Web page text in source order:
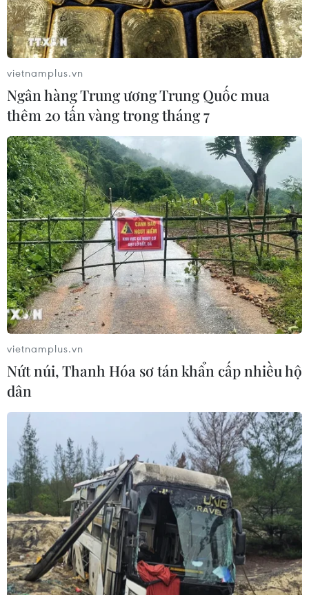
suy thoái nhẹ trong năm
2023
Tỷ lệ lạm phát cao, lãi suất tăng
và nền kinh tế toàn cầu suy yếu là
những nguyên nhân chính khiến
kinh tế Đức suy giảm.
(Vietnam+)
#Đức #kinh tế Đức #Christian Lindner
#suy thoái
#"Gót chân Achilles"
Đức
Theo dõi VietnamPlus
vietnamplus.vn
Ngân hàng Trung ương Trung Quốc mua
thêm 20 tấn vàng trong tháng 7
vietnamplus.vn
Nứt núi, Thanh Hóa sơ tán khẩn cấp nhiều hộ
dân